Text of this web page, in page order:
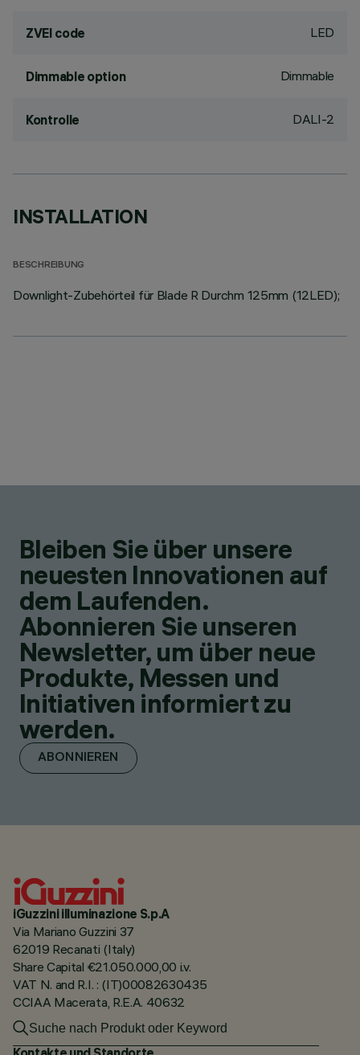
ZVEI code LED
Dimmable option Dimmable
Kontrolle DALI-2
INSTALLATION
BESCHREIBUNG
Downlight-Zubehörteil für Blade R Durchm 125mm (12LED);
Bleiben Sie über unsere
neuesten Innovationen auf
dem Laufenden.
Abonnieren Sie unseren
Newsletter, um über neue
Produkte, Messen und
Initiativen informiert zu
werden.
ABONNIEREN
iGuzzini illuminazione S.p.A
Via Mariano Guzzini 37
62019 Recanati (Italy)
Share Capital €21.050.000,00 i.v.
VAT N. and R.I. : (IT)00082630435
CCIAA Macerata, R.E.A. 40632